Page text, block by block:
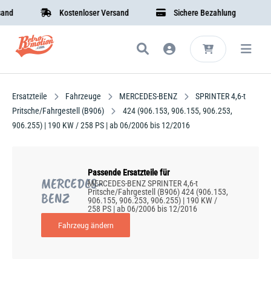
Kostenloser Versand Sichere Bezahlung
Ersatzteile Fahrzeuge MERCEDES-BENZ
SPRINTER 4,6-t
Pritsche/Fahrgestell (B906)
424 (906.153, 906.155, 906.253,
906.255) | 190 KW / 258 PS | ab 06/2006 bis 12/2016
MERCEDES-
BENZ
Passende Ersatzteile für
MERCEDES-BENZ SPRINTER 4,6-t
Pritsche/Fahrgestell (B906) 424 (906.153,
906.155, 906.253, 906.255) | 190 KW /
258 PS | ab 06/2006 bis 12/2016
Fahrzeug ändern